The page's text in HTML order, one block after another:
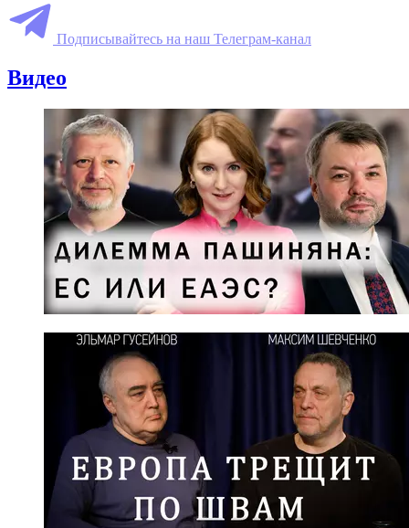
Подписывайтесь на наш Телеграм-канал
Видео